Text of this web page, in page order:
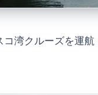
コ湾クルーズを運航